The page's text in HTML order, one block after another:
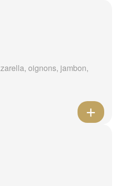
oignons, jambon,